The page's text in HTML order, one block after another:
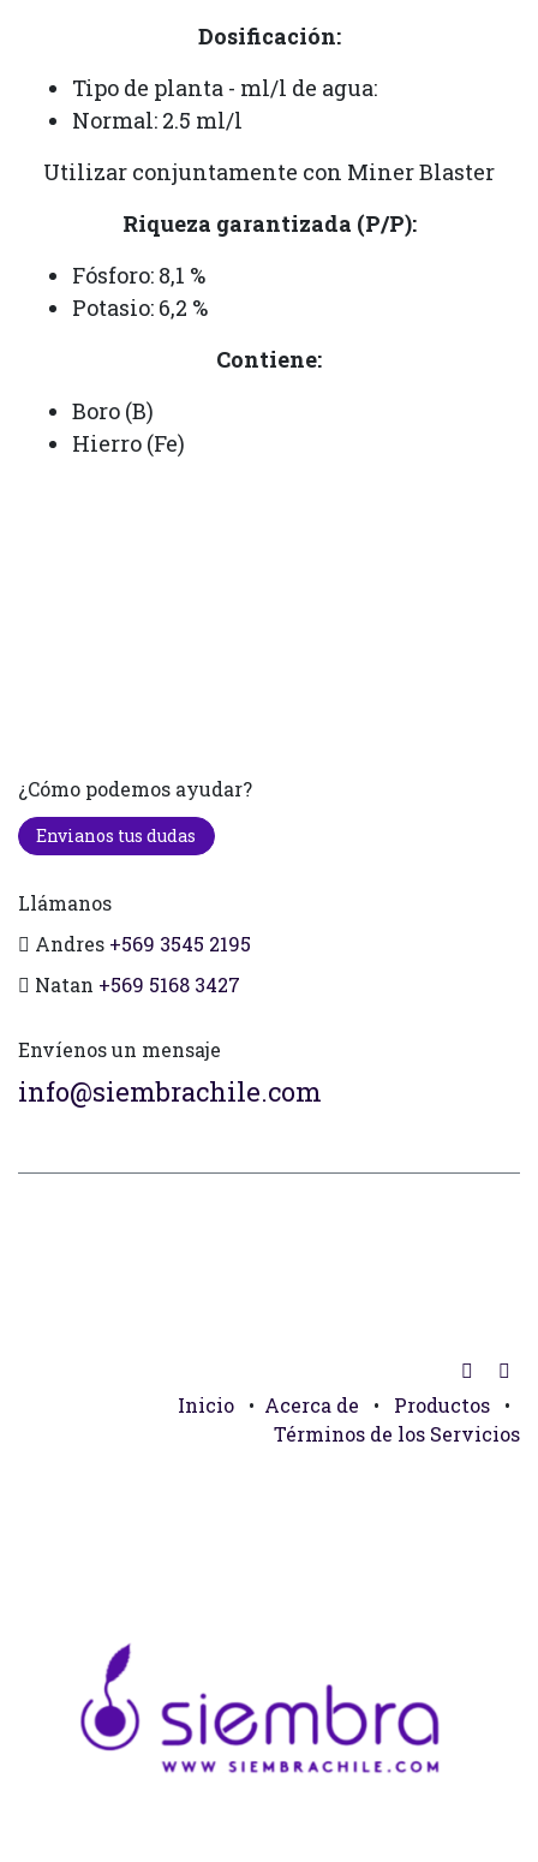
Dosificación:
Tipo de planta - ml/l de agua:
Normal: 2.5 ml/l
Utilizar conjuntamente con Miner Blaster
Riqueza garantizada (P/P):
Fósforo: 8,1 %
Potasio: 6,2 %
Contiene:
Boro (B)
Hierro (Fe)
¿Cómo podemos ayudar?
Envianos tus dudas
Llámanos
Andres +569 3545 2195
Natan +569 5168 3427
Envíenos un mensaje
info@siembrachile.com
Inicio • Acerca de • Productos
•
Términos de los Servicios